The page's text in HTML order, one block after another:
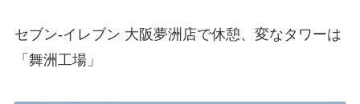
セブン-イレブン 大阪夢洲店で休憩、変なタワーは
「舞洲工場」